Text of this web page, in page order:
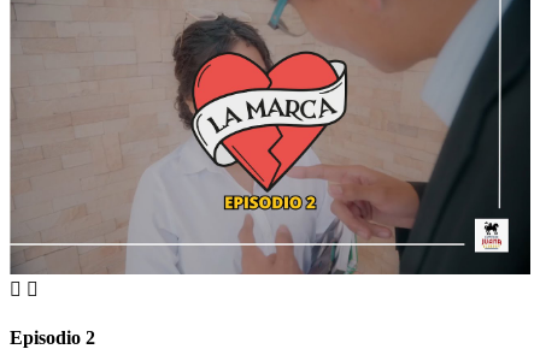
Episodio 2